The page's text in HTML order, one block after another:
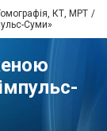
КТ, МРТ
Суми»